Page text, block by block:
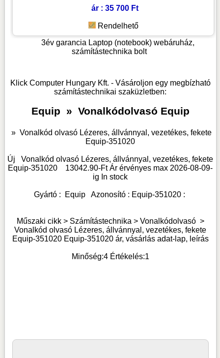
ár : 35 700 Ft
Rendelhető
3év garancia Laptop (notebook) webáruház,
számítástechnika bolt
Klick Computer Hungary Kft. - Vásároljon egy megbízható
számítástechnikai szaküzletben:
Equip » Vonalkódolvasó Equip
» Vonalkód olvasó Lézeres, állvánnyal, vezetékes, fekete
Equip-351020
ÚjVonalkód olvasó Lézeres, állvánnyal, vezetékes, fekete
Equip-351020
13042.90-Ft Ár érvényes max 2026-08-09-
ig In stock
Gyártó : EquipAzonosító : Equip-351020:
Műszaki cikk > Számítástechnika > Vonalkódolvasó>
Vonalkód olvasó Lézeres, állvánnyal, vezetékes, fekete
Equip-351020 Equip-351020 ár, vásárlás adat-lap, leírás
Minőség:4Értékelés:1